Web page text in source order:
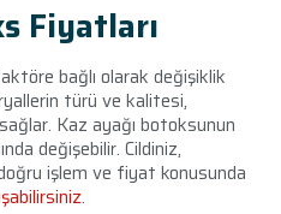
Fiyatları
bağlı olarak değişiklik
türü ve kalitesi,
Kaz ayağı botoksunun
değişebilir. Cildiniz,
işlem ve fiyat konusunda
.